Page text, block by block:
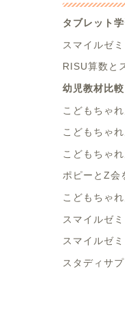
タブレット
スマイルゼ
RISU算数と
幼児教材比較
こどもちゃ
こどもちゃ
こどもちゃ
ポピーとZ会
こどもちゃ
スマイルゼ
スマイルゼ
スタディサ